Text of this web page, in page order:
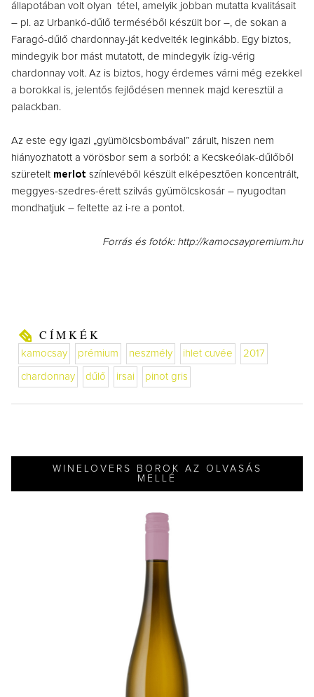
állapotában volt olyan tétel, amelyik jobban mutatta kvalitásait
– pl. az Urbankó-dűlő terméséből készült bor –, de sokan a
Faragó-dűlő chardonnay-ját kedvelték leginkább. Egy biztos,
mindegyik bor mást mutatott, de mindegyik ízig-vérig
chardonnay volt. Az is biztos, hogy érdemes várni még ezekkel
a borokkal is, jelentős fejlődésen mennek majd keresztül a
palackban.
Az este egy igazi „gyümölcsbombával” zárult, hiszen nem
hiányozhatott a vörösbor sem a sorból: a Kecskeólak-dűlőből
szüretelt merlot színlevéből készült elképesztően koncentrált,
meggyes-szedres-érett szilvás gyümölcskosár – nyugodtan
mondhatjuk – feltette az i-re a pontot.
Forrás és fotók: http://kamocsaypremium.hu
CÍMKÉK
kamocsay prémium neszmély ihlet cuvée 2017
chardonnay dűlő irsai pinot gris
WINELOVERS BOROK AZ OLVASÁS
MELLÉ